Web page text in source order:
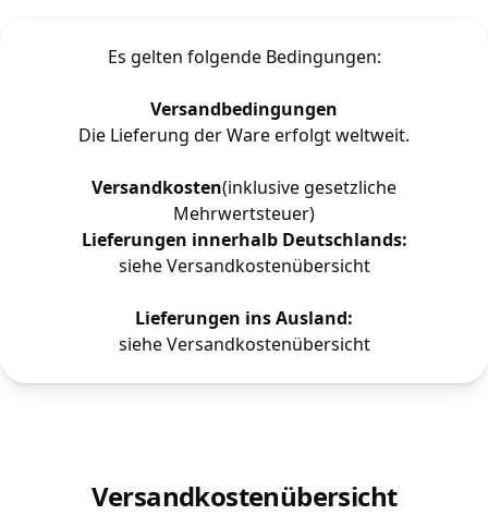
Es gelten folgende Bedingungen:
Versandbedingungen
Die Lieferung der Ware erfolgt weltweit.
Versandkosten(inklusive gesetzliche
Mehrwertsteuer)
Lieferungen innerhalb Deutschlands:
siehe Versandkostenübersicht
Lieferungen ins Ausland:
siehe Versandkostenübersicht
Versandkostenübersicht